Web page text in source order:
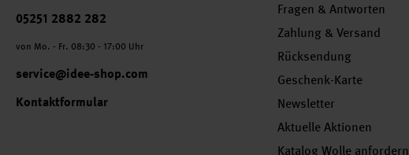
Telefonnummer
05251 2882 282
von Mo. - Fr. 08:30 - 17:00 Uhr
service@idee-shop.com
Kontaktformular
Fragen & Antworten
Zahlung & Versand
Rücksendung
Geschenk-Karte
Newsletter
Aktuelle Aktionen
Katalog Wolle anfordern